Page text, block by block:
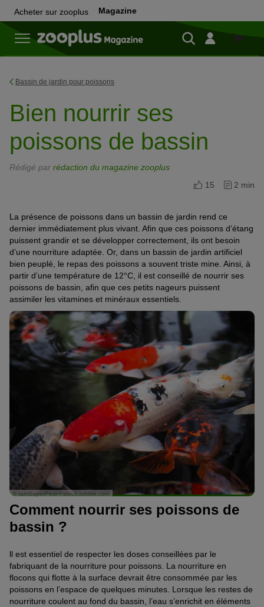
Acheter sur zooplus Magazine
Bassin de jardin pour poissons
Bien nourrir ses
poissons de bassin
Rédigé par rédaction du magazine zooplus
15
2 min
La présence de poissons dans un bassin de jardin rend ce
dernier immédiatement plus vivant. Afin que ces poissons d’étang
puissent grandir et se développer correctement, ils ont besoin
d’une nourriture adaptée. Or, dans un bassin de jardin artificiel
bien peuplé, le repas des poissons a souvent triste mine. Ainsi, à
partir d’une température de 12°C, il est conseillé de nourrir ses
poissons de bassin, afin que ces petits nageurs puissent
assimiler les vitamines et minéraux essentiels.
© IamSuperPear / stock.adobe.com
Comment nourrir ses poissons de
bassin ?
ll est essentiel de respecter les doses conseillées par le
fabriquant de la nourriture pour poissons. La nourriture en
flocons qui flotte à la surface devrait être consommée par les
poissons en l’espace de quelques minutes. Lorsque les restes de
nourriture coulent au fond du bassin, l’eau s’enrichit en éléments